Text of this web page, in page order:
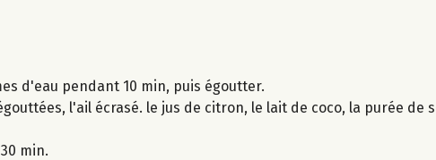
d'eau pendant 10 min, puis égoutter.
l'ail écrasé. le jus de citron, le lait de coco, la purée de
min.